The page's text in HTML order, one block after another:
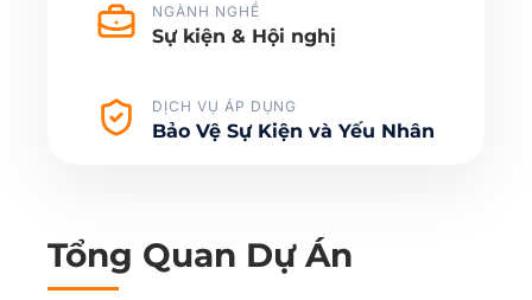
NGÀNH NGHỀ
Sự kiện & Hội nghị
DỊCH VỤ ÁP DỤNG
Bảo Vệ Sự Kiện và Yếu Nhân
Tổng Quan Dự Án